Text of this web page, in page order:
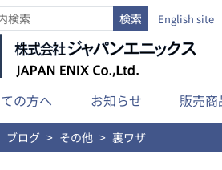
English site
の方へ お知らせ 販売商
ブログ その他 裏ワザ